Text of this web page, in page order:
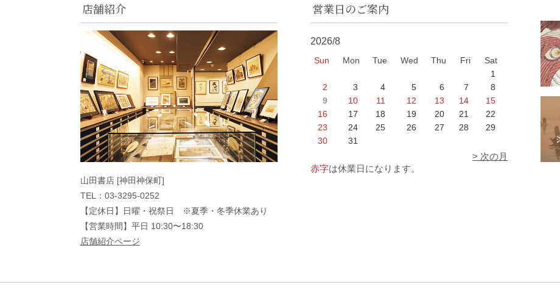
店舗紹介
山田書店 [神田神保町]
TEL：03-3295-0252
【定休日】日曜・祝祭日 ※夏季・冬季休業あり
【営業時間】平日 10:30〜18:30
店舗紹介ページ
営業日のご案内
2026/8
Sun Mon Tue Wed Thu Fri
Sat
1
2
3 4 5 6 7
8
9
10 11 12 13 14
15
16
17 18 19 20 21
22
23
24 25 26 27 28
29
30
31
> 次の月
赤字は休業日になります。